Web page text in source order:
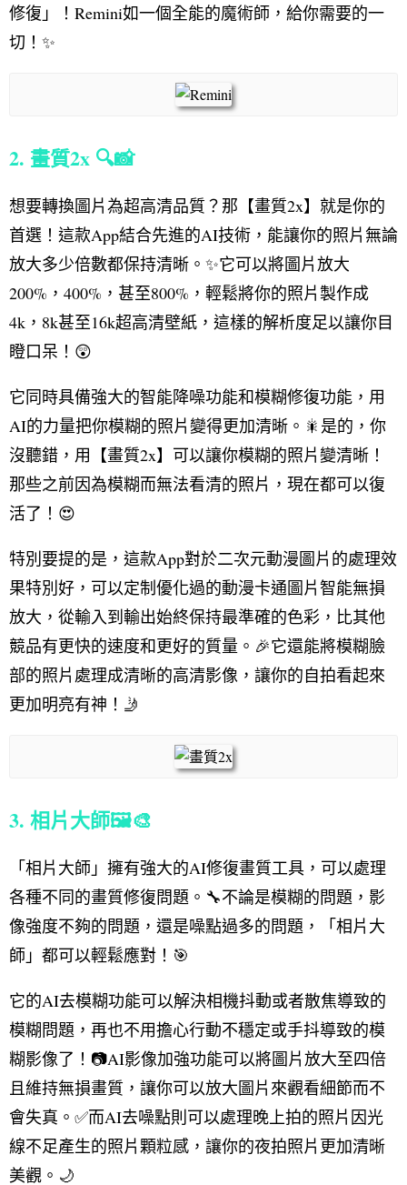
修復」！Remini如一個全能的魔術師，給你需要的一
切！✨
2. 畫質2x 🔍📸
想要轉換圖片為超高清品質？那【畫質2x】就是你的
首選！這款App結合先進的AI技術，能讓你的照片無論
放大多少倍數都保持清晰。✨它可以將圖片放大
200%，400%，甚至800%，輕鬆將你的照片製作成
4k，8k甚至16k超高清壁紙，這樣的解析度足以讓你目
瞪口呆！😲
它同時具備強大的智能降噪功能和模糊修復功能，用
AI的力量把你模糊的照片變得更加清晰。🎇是的，你
沒聽錯，用【畫質2x】可以讓你模糊的照片變清晰！
那些之前因為模糊而無法看清的照片，現在都可以復
活了！😍
特別要提的是，這款App對於二次元動漫圖片的處理效
果特別好，可以定制優化過的動漫卡通圖片智能無損
放大，從輸入到輸出始終保持最準確的色彩，比其他
競品有更快的速度和更好的質量。🎉它還能將模糊臉
部的照片處理成清晰的高清影像，讓你的自拍看起來
更加明亮有神！🤳
3. 相片大師🖼️🎨
「相片大師」擁有強大的AI修復畫質工具，可以處理
各種不同的畫質修復問題。🔧不論是模糊的問題，影
像強度不夠的問題，還是噪點過多的問題，「相片大
師」都可以輕鬆應對！🎯
它的AI去模糊功能可以解決相機抖動或者散焦導致的
模糊問題，再也不用擔心行動不穩定或手抖導致的模
糊影像了！📷AI影像加強功能可以將圖片放大至四倍
且維持無損畫質，讓你可以放大圖片來觀看細節而不
會失真。✅而AI去噪點則可以處理晚上拍的照片因光
線不足產生的照片顆粒感，讓你的夜拍照片更加清晰
美觀。🌙